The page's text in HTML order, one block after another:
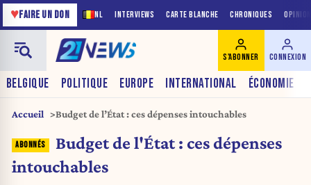
NL INTERVIEWS CARTE BLANCHE CHRONIQUES
♥FAIRE UN DON
BELGIQUE POLITIQUE EUROPE INTERNATIONAL ÉCONOMIE
S'ABONNER CONNEXION
Accueil Budget de l’État : ces dépenses intouchables
Budget de l'État : ces dépenses
intouchables